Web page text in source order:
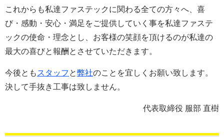
これからも私達ファステックに関わる全ての方々へ、喜
び・感動・安心・満足をご提供していく事を私達ファステ
ックの使命・理念とし、お客様の笑顔を頂けるのが私達の
最大の喜びと報酬とさせていただきます。
今後とも スタッフ と弊社のことを宜しくお願い致します。
決して手抜き工事は致しません。
代表取締役 服部 直樹